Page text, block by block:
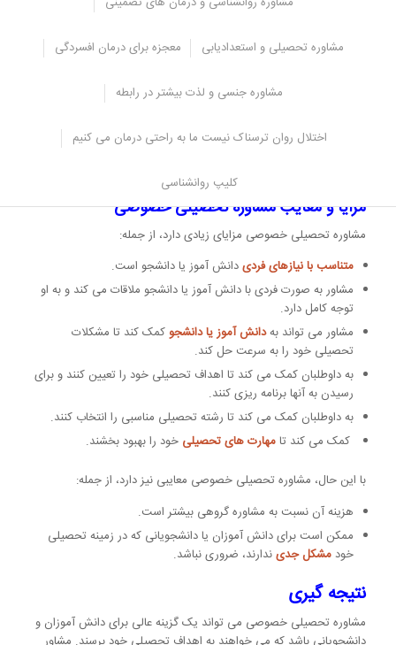
مشاوره تحصیلی و استعدادیابی معجزه برای درمان افسردگی
مشاوره جنسی و لذت بیشتر در رابطه
اختلال روان ترسناک نیست ما به راحتی درمان می کنیم
کلیپ روانشناسی
روش های مطالعه
مشاوره تحصیلی خصوصی
مشاوره تحصیلی خصوصی می تواند به دانش آموزان و دانشجویان کمک
کند تا از تحصیلات خود بیشترین بهره را ببرند و به موفقیت تحصیلی
مزایا و معایب مشاوره تحصیلی خصوصی
مشاوره تحصیلی خصوصی مزایای زیادی دارد، از جمله:
متناسب با نیازهای فردیدانش آموز یا دانشجو است.
مشاور به صورت فردی با دانش آموز یا دانشجو ملاقات می کند و به او
توجه کامل دارد.
مشاور می تواند بهدانش آموز یا دانشجوکمک کند تا مشکلات
تحصیلی خود را به سرعت حل کند.
به داوطلبان کمک می کند تا اهداف تحصیلی خود را تعیین کنند و برای
رسیدن به آنها برنامه ریزی کنند.
به داوطلبان کمک می کند تا رشته تحصیلی مناسبی را انتخاب کنند.
کمک می کند تامهارت های تحصیلی خود را بهبود بخشند.
با این حال، مشاوره تحصیلی خصوصی معایبی نیز دارد، از جمله:
هزینه آن نسبت به مشاوره گروهی بیشتر است.
ممکن است برای دانش آموزان یا دانشجویانی که در زمینه تحصیلی
خود مشکل جدیندارند، ضروری نباشد.
نتیجه گیری
مشاوره تحصیلی خصوصی می تواند یک گزینه عالی برای دانش آموزان و
دانشجویانی باشد که می خواهند به اهداف تحصیلی خود برسند. مشاور